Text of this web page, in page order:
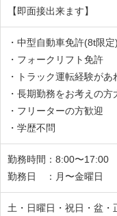
【即面接出来ます】
・中型自動車免許(8t限定)
・フォークリフト免許
・トラック運転経験が
・長期勤務をお考えの方
・フリーターの方歓迎
・学歴不問
勤務時間：8:00〜17:00
勤務日 ：月〜金曜日
土・日曜日・祝日・盆・